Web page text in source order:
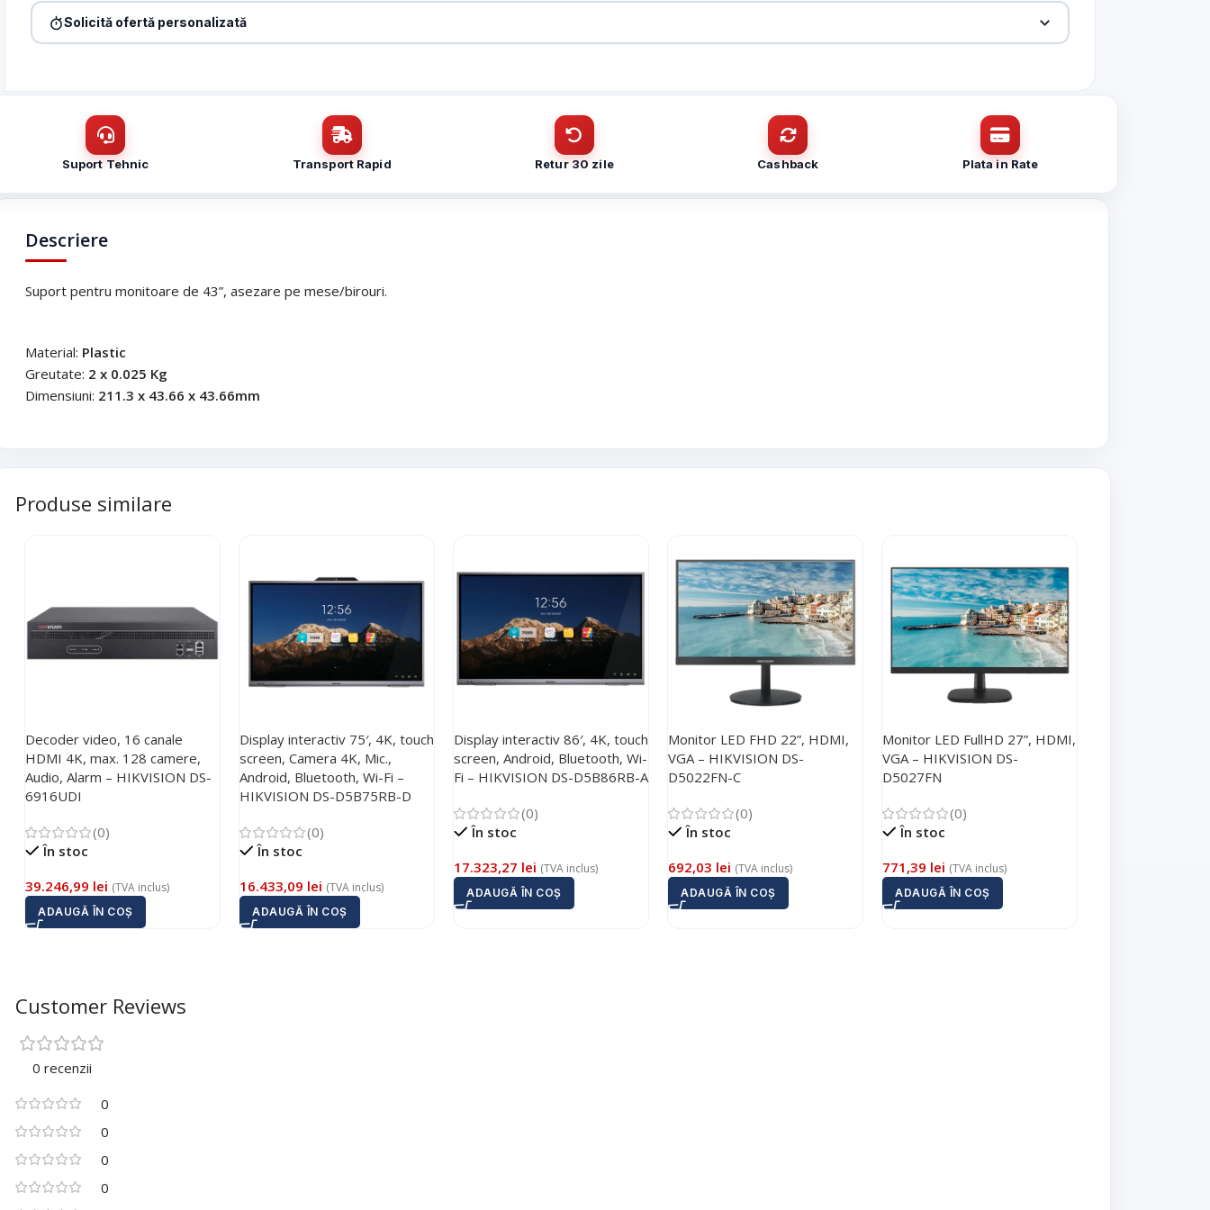
Denumire firmă / instituție*
Email* Telefon*
Mesaj (cantitate, termen, alte detalii)
Solicită ofertă personalizată
* Telefon
Suport Tehnic Transport Rapid Retur 30 zile Cashback Plata in Rate
Descriere
Suport pentru monitoare de 43”, asezare pe mese/birouri.
Material: Plastic
Greutate: 2 x 0.025 Kg
Dimensiuni: 211.3 x 43.66 x 43.66mm
Produse similare
Decoder video, 16 canale
HDMI 4K, max. 128 camere,
Audio, Alarm – HIKVISION DS-
6916UDI
(0)
În stoc
39.246,99 lei (TVA inclus)
ADAUGĂ ÎN COȘ
Display interactiv 75′, 4K, touch
screen, Camera 4K, Mic.,
Android, Bluetooth, Wi-Fi –
HIKVISION DS-D5B75RB-D
(0)
În stoc
16.433,09 lei (TVA inclus)
ADAUGĂ ÎN COȘ
Display interactiv 86′, 4K, touch
screen, Android, Bluetooth, Wi-
Fi – HIKVISION DS-D5B86RB-A
(0)
În stoc
17.323,27 lei (TVA inclus)
ADAUGĂ ÎN COȘ
Monitor LED FHD 22”, HDMI,
VGA – HIKVISION DS-
D5022FN-C
(0)
În stoc
692,03 lei (TVA inclus)
ADAUGĂ ÎN COȘ
Monitor LED FullHD 27”, HDMI,
VGA – HIKVISION DS-
D5027FN
(0)
În stoc
771,39 lei (TVA inclus)
ADAUGĂ ÎN COȘ
Customer Reviews
0 recenzii
0
0
0
0